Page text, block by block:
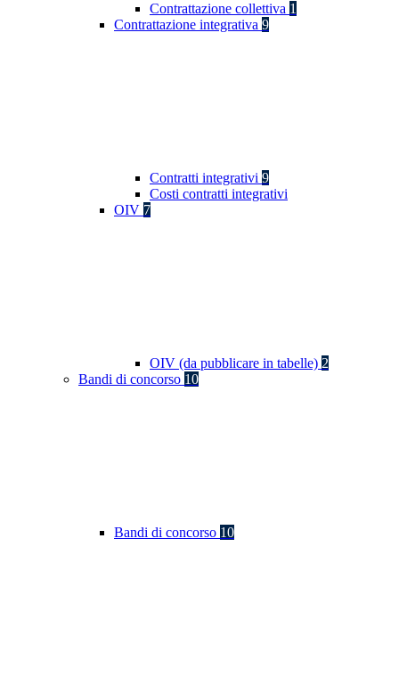
Contrattazione collettiva 1
Contrattazione integrativa 9
Contratti integrativi 9
Costi contratti integrativi
OIV 7
OIV (da pubblicare in tabelle) 2
Bandi di concorso 10
Bandi di concorso 10